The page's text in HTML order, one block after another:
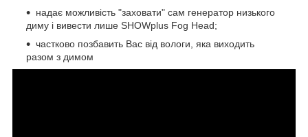
надає можливість "заховати" сам генератор низького
диму і вивести лише SHOWplus Fog Head;
частково позбавить Вас від вологи, яка виходить
разом з димом